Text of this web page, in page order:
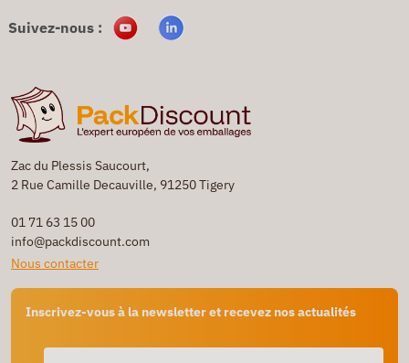
Zac du Plessis Saucourt,
2 Rue Camille Decauville, 91250 Tigery
01 71 63 15 00
info@packdiscount.com
Nous contacter
Inscrivez-vous à la newsletter et recevez nos actualités
Suivez-nous :